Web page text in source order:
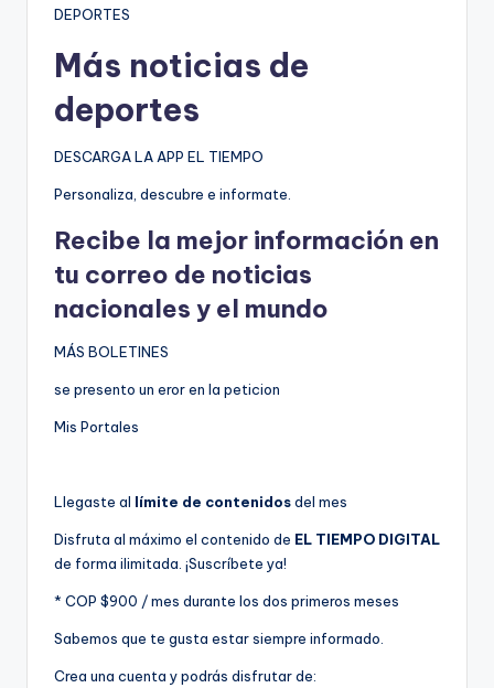
DEPORTES
Más noticias de
deportes
DESCARGA LA APP EL TIEMPO
Personaliza, descubre e informate.
Recibe la mejor información en
tu correo de noticias
nacionales y el mundo
MÁS BOLETINES
se presento un eror en la peticion
Mis Portales
Llegaste al límite de contenidosdel mes
Disfruta al máximo el contenido de EL TIEMPO DIGITAL
de forma ilimitada. ¡Suscríbete ya!
* COP $900 / mes durante los dos primeros meses
Sabemos que te gusta estar siempre informado.
Crea una cuenta y podrás disfrutar de: